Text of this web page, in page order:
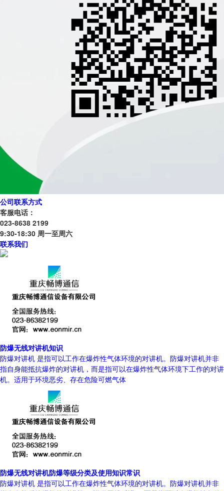
公司联系方式
客服电话：
023-8638 2199
9:30-18:30 周一至周六
联系我们
防爆无线对讲机知识
防爆对讲机 是指可以工作在爆炸性气体环境的对讲机。防爆对讲机并非
指自身能抵抗爆炸的对讲机，而是指可以在爆炸性气体环境下工作的对讲
机。适用于环境恶劣、存在危险可燃气体
防爆无线对讲机防爆等级分类及使用知识常识
防爆对讲机 是指可以工作在爆炸性气体环境的对讲机。防爆对讲机并非